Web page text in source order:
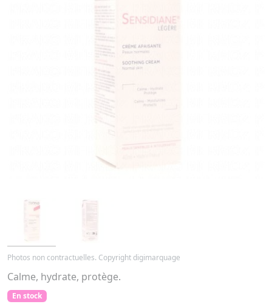
Photos non contractuelles. Copyright digimarquage
Calme, hydrate, protège.
En stock